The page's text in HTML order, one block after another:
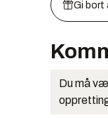
Gi bort
Du må